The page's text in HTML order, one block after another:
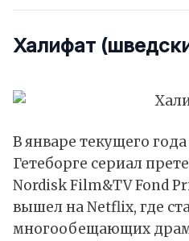
Халифат
В январе текущего
Гетеборге сериал
Nordisk Film&TV Fond
вышел на Netflix, где
многообещающих